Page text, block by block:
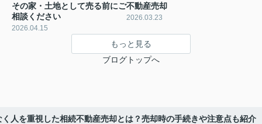
その家・土地として売る前にご
相談ください
2026.04.15
不動産売却
2026.03.23
もっと見る
ブログトップへ
く人を重視した相続不動産売却とは？売却時の手続きや注意点も紹介